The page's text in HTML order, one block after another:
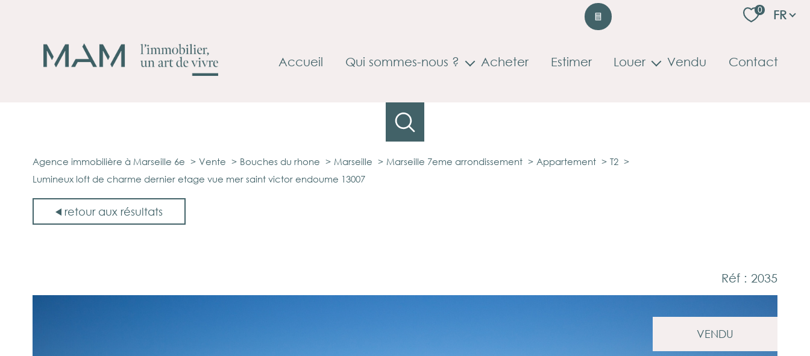
0 FR
Accueil Qui sommes-nous ? Acheter Estimer Louer Vendu Contact
Agence immobilière à Marseille 6e Vente Bouches du rhone Marseille Marseille 7eme arrondissement Appartement
T2
Lumineux loft de charme dernier etage vue mer saint victor endoume 13007
retour aux résultats
Réf : 2035
VENDU